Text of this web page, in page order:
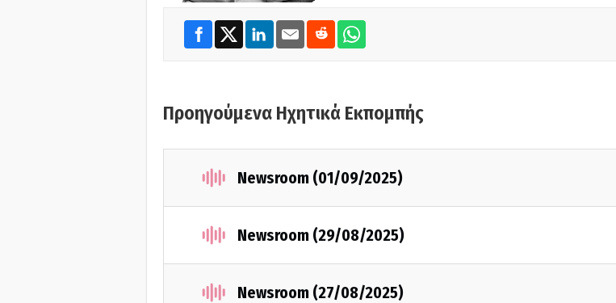
Προηγούμενα Ηχητικά Εκπομπής
Newsroom (01/09/2025)
Newsroom (29/08/2025)
Newsroom (27/08/2025)